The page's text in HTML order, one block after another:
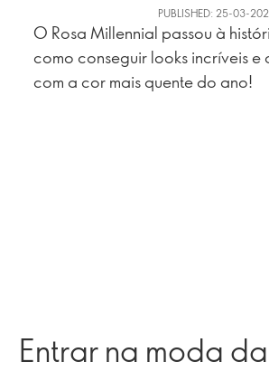
PUBLISHED: 25-03-
O Rosa Millennial passou à
como conseguir looks incríveis
com a cor mais quente do ano!
Entrar na moda